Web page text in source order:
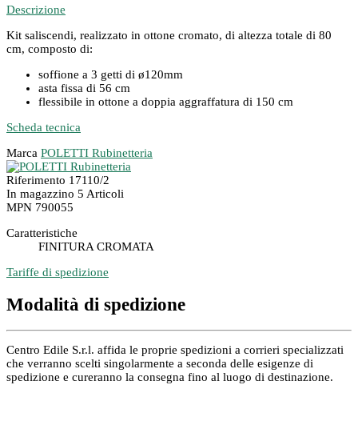
Descrizione
Kit saliscendi, realizzato in ottone cromato, di altezza totale di 80
cm, composto di:
soffione a 3 getti di ø120mm
asta fissa di 56 cm
flessibile in ottone a doppia aggraffatura di 150 cm
Scheda tecnica
Marca POLETTI Rubinetteria
Riferimento 17110/2
In magazzino 5 Articoli
MPN 790055
Caratteristiche
FINITURA CROMATA
Tariffe di spedizione
Modalità di spedizione
Centro Edile S.r.l. affida le proprie spedizioni a corrieri specializzati
che verranno scelti singolarmente a seconda delle esigenze di
spedizione e cureranno la consegna fino al luogo di destinazione.